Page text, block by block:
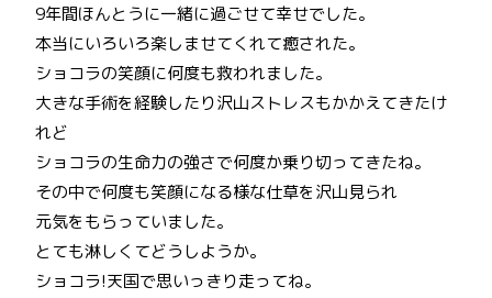
9年間ほんとうに一緒に過ごせて幸せでした。
本当にいろいろ楽しませてくれて癒された。
ショコラの笑顔に何度も救われました。
大きな手術を経験したり沢山ストレスもかかえてきたけ
れど
ショコラの生命力の強さで何度か乗り切ってきたね。
その中で何度も笑顔になる様な仕草を沢山見られ
元気をもらっていました。
とても淋しくてどうしようか。
ショコラ!天国で思いっきり走ってね。